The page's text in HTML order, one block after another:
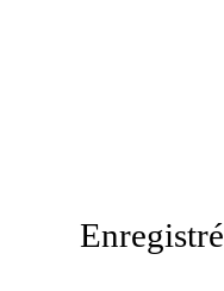
Enregistré